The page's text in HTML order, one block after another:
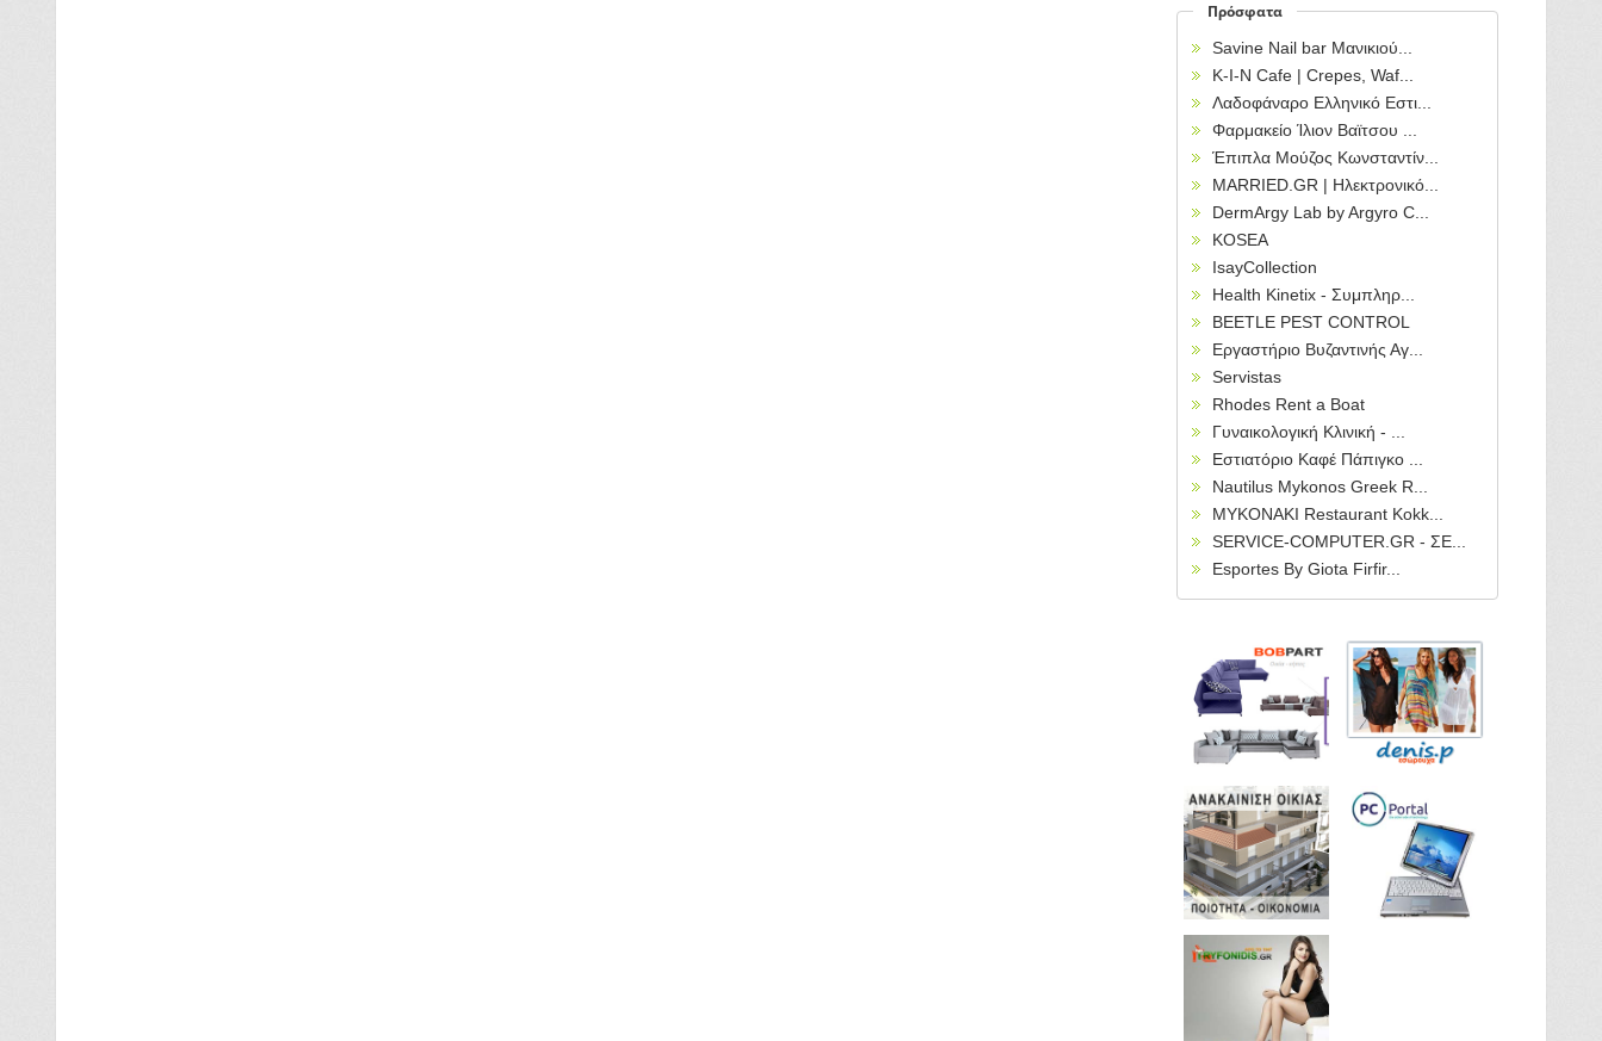
Πρόσφατα
Savine Nail bar Μανικιού...
Κ-Ι-Ν Cafe | Crepes, Waf...
Λαδοφάναρο Ελληνικό Εστι...
Φαρμακείο Ίλιον Βαϊτσου ...
Έπιπλα Μούζος Κωνσταντίν...
MARRIED.GR | Ηλεκτρονικό...
DermArgy Lab by Argyro C...
KOSEA
IsayCollection
Health Kinetix - Συμπληρ...
BEETLE PEST CONTROL
Εργαστήριο Βυζαντινής Αγ...
Servistas
Rhodes Rent a Boat
Γυναικολογική Κλινική - ...
Εστιατόριο Καφέ Πάπιγκο ...
Nautilus Mykonos Greek R...
MYKONAKI Restaurant Kokk...
SERVICE-COMPUTER.GR - ΣΕ...
Esportes By Giota Firfir...